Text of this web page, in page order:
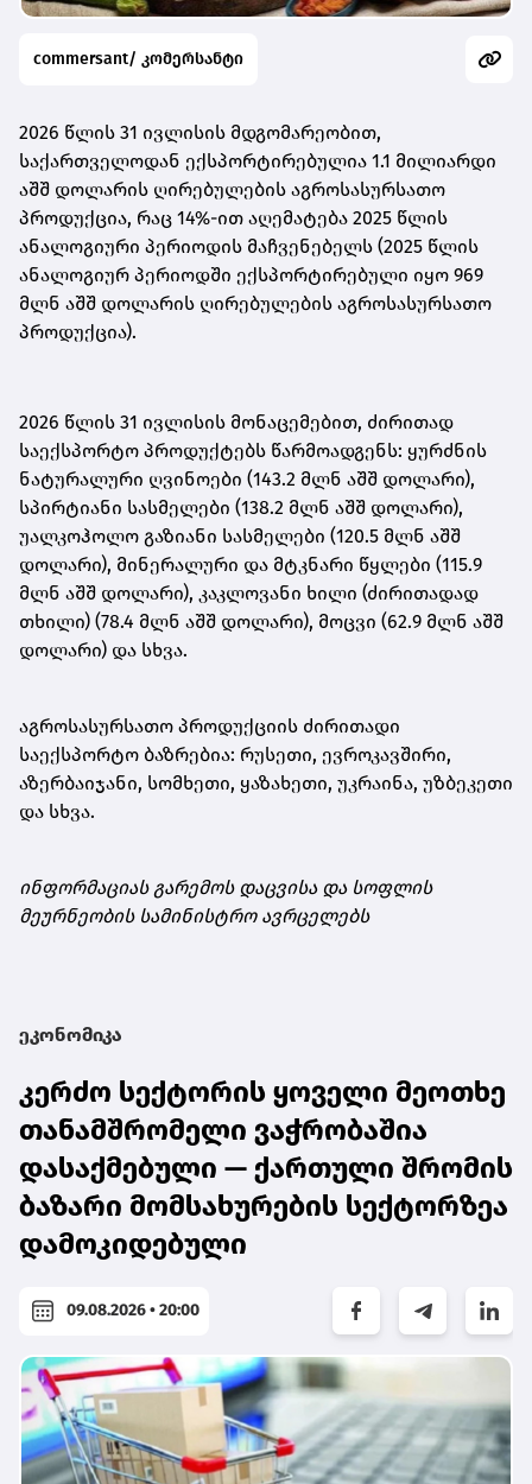
commersant/ კომერსანტი
2026 წლის 31 ივლისის მდგომარეობით,
საქართველოდან ექსპორტირებულია 1.1 მილიარდი
აშშ დოლარის ღირებულების აგროსასურსათო
პროდუქცია, რაც 14%-ით აღემატება 2025 წლის
ანალოგიური პერიოდის მაჩვენებელს (2025 წლის
ანალოგიურ პერიოდში ექსპორტირებული იყო 969
მლნ აშშ დოლარის ღირებულების აგროსასურსათო
პროდუქცია).
2026 წლის 31 ივლისის მონაცემებით, ძირითად
საექსპორტო პროდუქტებს წარმოადგენს: ყურძნის
ნატურალური ღვინოები (143.2 მლნ აშშ დოლარი),
სპირტიანი სასმელები (138.2 მლნ აშშ დოლარი),
უალკოჰოლო გაზიანი სასმელები (120.5 მლნ აშშ
დოლარი), მინერალური და მტკნარი წყლები (115.9
მლნ აშშ დოლარი), კაკლოვანი ხილი (ძირითადად
თხილი) (78.4 მლნ აშშ დოლარი), მოცვი (62.9 მლნ აშშ
დოლარი) და სხვა.
აგროსასურსათო პროდუქციის ძირითადი
საექსპორტო ბაზრებია: რუსეთი, ევროკავშირი,
აზერბაიჯანი, სომხეთი, ყაზახეთი, უკრაინა, უზბეკეთი
და სხვა.
ინფორმაციას გარემოს დაცვისა და სოფლის
მეურნეობის სამინისტრო ავრცელებს
ეკონომიკა
კერძო სექტორის ყოველი მეოთხე
თანამშრომელი ვაჭრობაშია
დასაქმებული — ქართული შრომის
ბაზარი მომსახურების სექტორზეა
დამოკიდებული
09.08.2026 • 20:00